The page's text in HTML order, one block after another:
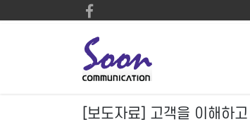
[보도자료] 고객을 이해하